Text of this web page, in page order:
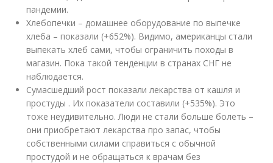
пандемии.
Хлебопечки – домашнее оборудование по выпечке
хлеба – показали (+652%). Видимо, американцы стали
выпекать хлеб сами, чтобы ограничить походы в
магазин. Пока такой тенденции в странах СНГ не
наблюдается.
Сумасшедший рост показали лекарства от кашля и
простуды . Их показатели составили (+535%). Это
тоже неудивительно. Люди не стали больше болеть –
они приобретают лекарства про запас, чтобы
собственными силами справиться с обычной
простудой и не обращаться к врачам без